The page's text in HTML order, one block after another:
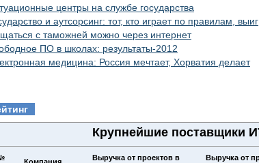
центры на службе государства
и аутсорсинг: тот, кто играет по правилам,
с таможней можно через интернет
ПО в школах: результаты-2012
медицина: Россия мечтает, Хорватия делает
Крупнейшие поставщики
Выручка от проектов в
Выручка от